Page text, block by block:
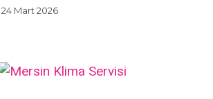
24 Mart 2026